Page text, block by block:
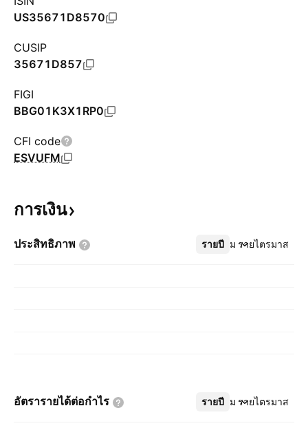
US35671D8570
CUSIP
35671D857
FIGI
BBG01K3X1RP0
CFI code
ESVUFM
การเงิน
ประสิทธิภาพ รายปี รายไตรมาส
เพิ่มเติม
อัตรารายได้ต่อกำไร รายปี รายไตรมาส
เพิ่มเติม